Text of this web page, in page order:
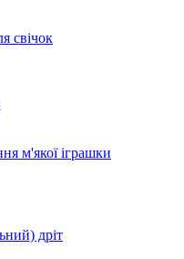
свічок
м'якої іграшки
дріт